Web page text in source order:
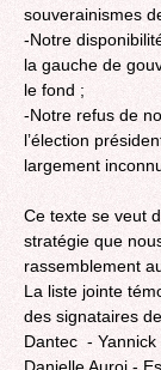
souverainismes
-Notre
la gauche de
le fond ;
-Notre refus de
l’élection
largement
Ce texte se veut
stratégie que
rassemblement
La liste jointe
des signataires
Dantec  -